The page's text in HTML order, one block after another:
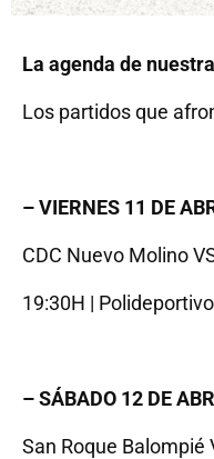
La agenda de
Los partidos que
– VIERNES 11 DE
CDC Nuevo Molino
19:30H |
– SÁBADO 12 DE
San Roque Balompié